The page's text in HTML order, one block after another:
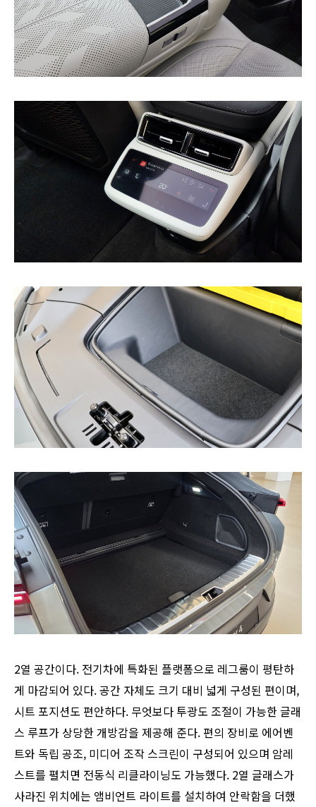
2열 공간이다. 전기차에 특화된 플랫폼으로 레그룸이 평탄하
게 마감되어 있다. 공간 자체도 크기 대비 넓게 구성된 편이며,
시트 포지션도 편안하다. 무엇보다 투광도 조절이 가능한 글래
스 루프가 상당한 개방감을 제공해 준다. 편의 장비로 에어벤
트와 독립 공조, 미디어 조작 스크린이 구성되어 있으며 암레
스트를 펼치면 전동식 리클라이닝도 가능했다. 2열 글래스가
사라진 위치에는 앰비언트 라이트를 설치하여 안락함을 더했